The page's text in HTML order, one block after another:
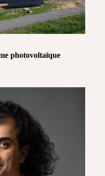
photovoltaïque